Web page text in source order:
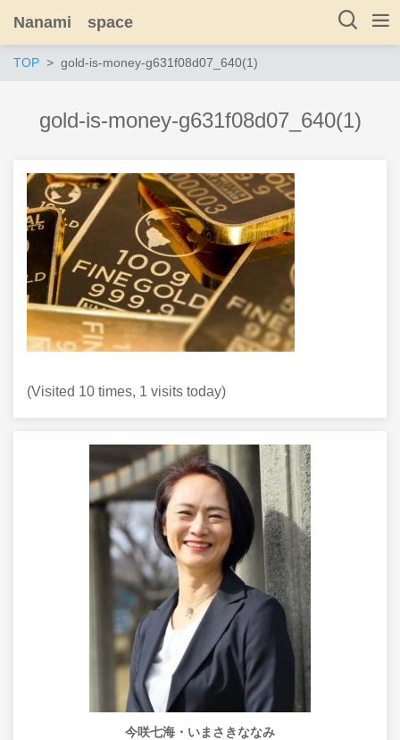
Nanami space
TOP gold-is-money-g631f08d07_640(1)
gold-is-money-g631f08d07_640(1)
(Visited 10 times, 1 visits today)
今咲七海・いまさきななみ